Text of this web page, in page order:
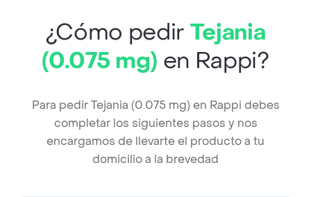
¿Cómo pedir Tejania
(0.075 mg) en Rappi?
Para pedir Tejania (0.075 mg) en Rappi debes
completar los siguientes pasos y nos
encargamos de llevarte el producto a tu
domicilio a la brevedad